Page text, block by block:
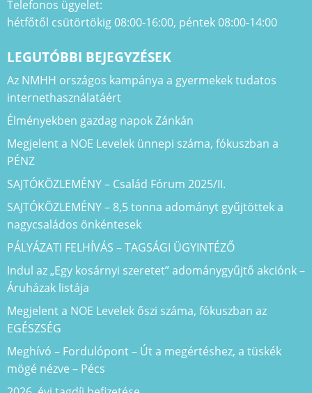
Telefonos ügyelet:
hétfőtől csütörtökig 08:00-16:00, péntek 08:00-14:00
LEGUTÓBBI BEJEGYZÉSEK
Az NMHH országos kampánya a gyermekek tudatos
internethasználatáért
Élményekben gazdag napok Zánkán
Megjelent a NOE Levelek ünnepi száma, fókuszban a
PÉNZ
SAJTÓKÖZLEMÉNY – Család Fórum 2025/II.
SAJTÓKÖZLEMÉNY – 8,5 tonna adományt gyűjtöttek a
nagycsaládos önkéntesek
PÁLYÁZATI FELHÍVÁS – TAGSÁGI ÜGYINTÉZŐ
Indul az „Egy kosárnyi szeretet” adománygyűjtő akciónk –
Áruházak listája
Megjelent a NOE Levelek őszi száma, fókuszban az
EGÉSZSÉG
Meghívó – Fordulópont – Út a megértéshez, a tüskék
mögé nézve – Pécs